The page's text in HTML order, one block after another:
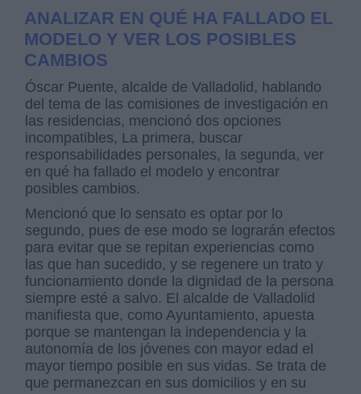
ANALIZAR EN QUÉ HA FALLADO EL
MODELO Y VER LOS POSIBLES
CAMBIOS
Óscar Puente, alcalde de Valladolid, hablando
del tema de las comisiones de investigación en
las residencias, mencionó dos opciones
incompatibles, La primera, buscar
responsabilidades personales, la segunda, ver
en qué ha fallado el modelo y encontrar
posibles cambios.
Mencionó que lo sensato es optar por lo
segundo, pues de ese modo se lograrán efectos
para evitar que se repitan experiencias como
las que han sucedido, y se regenere un trato y
funcionamiento donde la dignidad de la persona
siempre esté a salvo. El alcalde de Valladolid
manifiesta que, como Ayuntamiento, apuesta
porque se mantengan la independencia y la
autonomía de los jóvenes con mayor edad el
mayor tiempo posible en sus vidas. Se trata de
que permanezcan en sus domicilios y en su